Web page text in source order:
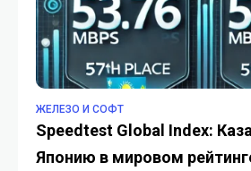
ЖЕЛЕЗО И СОФТ
Speedtest Global Index:
Японию в мировом